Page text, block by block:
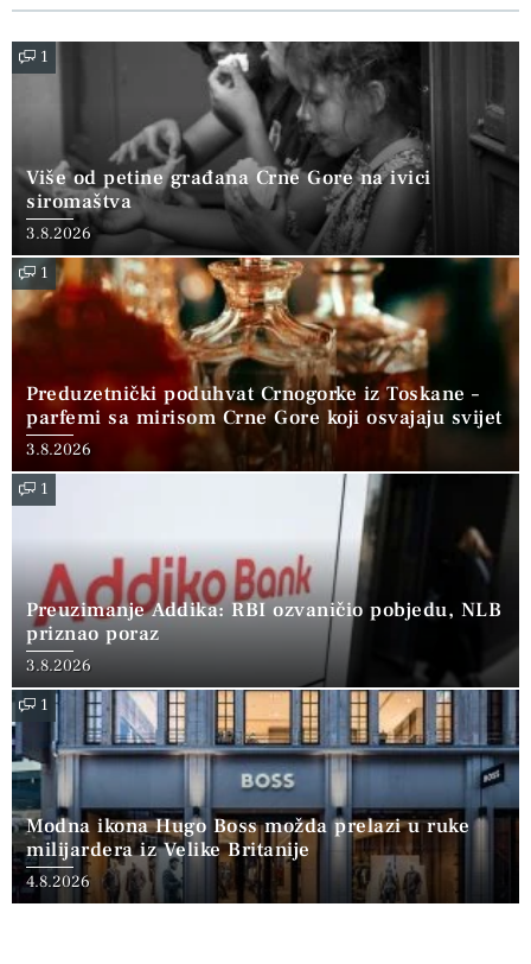
1
Više od petine građana Crne Gore na ivici
siromaštva
3.8.2026
1
Preduzetnički poduhvat Crnogorke iz Toskane –
parfemi sa mirisom Crne Gore koji osvajaju svijet
3.8.2026
1
Preuzimanje Addika: RBI ozvaničio pobjedu, NLB
priznao poraz
3.8.2026
1
Modna ikona Hugo Boss možda prelazi u ruke
milijardera iz Velike Britanije
4.8.2026